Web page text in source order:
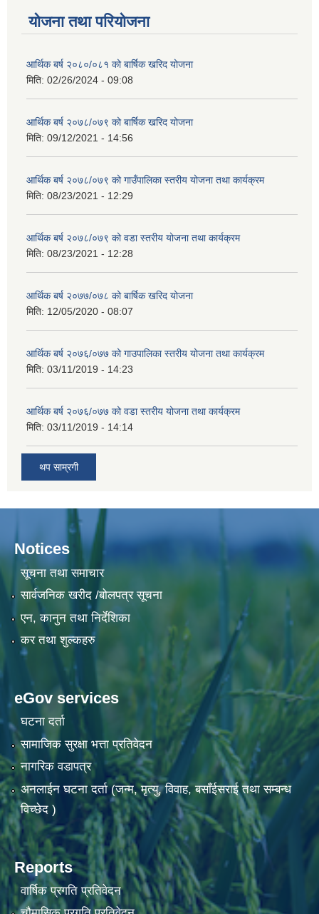
योजना तथा परियोजना
आर्थिक बर्ष २०८०/०८१ को बार्षिक खरिद योजना
मिति: 02/26/2024 - 09:08
आर्थिक बर्ष २०७८/०७९ को बार्षिक खरिद योजना
मिति: 09/12/2021 - 14:56
आर्थिक बर्ष २०७८/०७९ को गाउँपालिका स्तरीय योजना तथा कार्यक्रम
मिति: 08/23/2021 - 12:29
आर्थिक बर्ष २०७८/०७९ को वडा स्तरीय योजना तथा कार्यक्रम
मिति: 08/23/2021 - 12:28
आर्थिक बर्ष २०७७/०७८ को बार्षिक खरिद योजना
मिति: 12/05/2020 - 08:07
आर्थिक बर्ष २०७६/०७७ को गाउपालिका स्तरीय योजना तथा कार्यक्रम
मिति: 03/11/2019 - 14:23
आर्थिक बर्ष २०७६/०७७ को वडा स्तरीय योजना तथा कार्यक्रम
मिति: 03/11/2019 - 14:14
थप साम्रगी
Notices
सूचना तथा समाचार
सार्वजनिक खरीद /बोलपत्र सूचना
एन, कानुन तथा निर्देशिका
कर तथा शुल्कहरु
eGov services
घटना दर्ता
सामाजिक सुरक्षा भत्ता प्रतिवेदन
नागरिक वडापत्र
अनलाईन घटना दर्ता (जन्म, मृत्यु, विवाह, बसाँईसराई तथा सम्बन्ध
विच्छेद )
Reports
वार्षिक प्रगति प्रतिवेदन